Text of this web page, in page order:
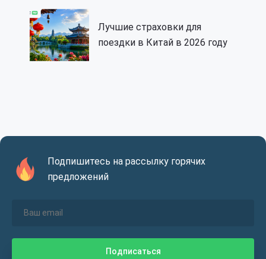
Лучшие страховки для
поездки в Китай в 2026 году
Подпишитесь на рассылку горячих
предложений